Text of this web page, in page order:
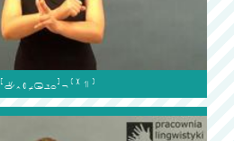
